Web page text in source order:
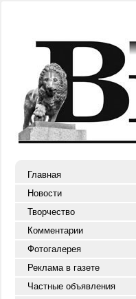
Главная
Новости
Творчество
Комментарии
Фотогалерея
Реклама в газете
Частные объявления